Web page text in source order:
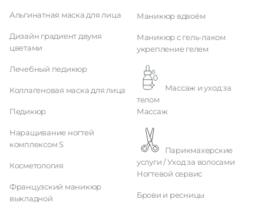
Альгинатная маска для лица
Дизайн градиент двумя
цветами
Лечебный педикюр
Коллагеновая маска для лица
Педикюр
Наращивание ногтей
комплексом S
Косметология
Французский маникюр
выкладной
Маникюр вдвоём
Маникюр с гель-лаком
укрепление гелем
телом
Массаж
услуги / Уход за волосами
Ногтевой сервис
Брови и ресницы